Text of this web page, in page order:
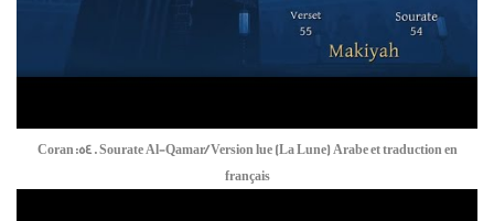
Coran:54. Sourate Al-Qamar/ Version lue (La Lune) Arabe et traduction en
français